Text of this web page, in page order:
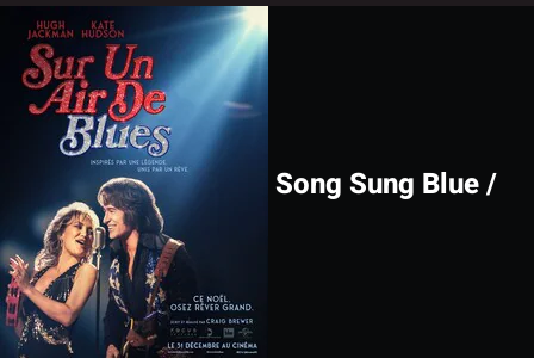
Song Sung Blue /